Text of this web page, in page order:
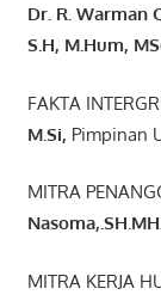
Dr. R. Warman
S.H, M.Hum,
FAKTA
M.Si, Pimpinan
MITRA
MITRA KERJA